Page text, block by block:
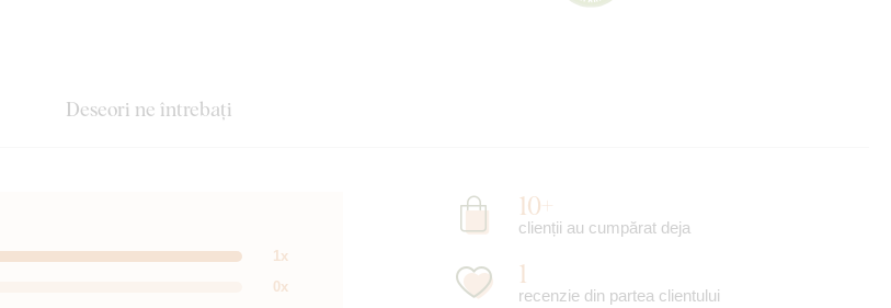
Deseori ne întrebați
0x
1x
10+
clienții au cumpărat deja
1
recenzie din partea clientului